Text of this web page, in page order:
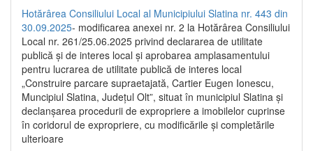
Hotărârea Consiliului Local al Municipiului Slatina nr. 443 din
30.09.2025- modificarea anexei nr. 2 la Hotărârea Consiliului
Local nr. 261/25.06.2025 privind declararea de utilitate
publică şi de interes local şi aprobarea amplasamentului
pentru lucrarea de utilitate publică de interes local
„Construire parcare supraetajată, Cartier Eugen Ionescu,
Muncipiul Slatina, Judeţul Olt”, situat în municipiul Slatina şi
declanşarea procedurii de expropriere a imobilelor cuprinse
în coridorul de expropriere, cu modificările şi completările
ulterioare